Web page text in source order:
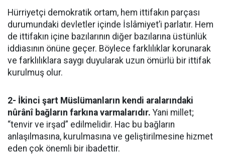
Hürriyetçi demokratik ortam, hem ittifakın parçası
durumundaki devletler içinde İslâmiyet’i parlatır. Hem
de ittifakın içine bazılarının diğer bazılarına üstünlük
iddiasının önüne geçer. Böylece farklılıklar korunarak
ve farklılıklara saygı duyularak uzun ömürlü bir ittifak
kurulmuş olur.
2- İkinci şart Müslümanların kendi aralarındaki
nûrânî bağların farkına varmalarıdır. Yani millet;
“tenvir ve irşad” edilmelidir. Hac bu bağların
anlaşılmasına, kurulmasına ve geliştirilmesine hizmet
eden çok önemli bir ibadettir.